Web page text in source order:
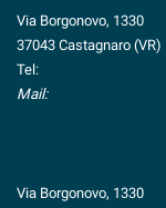
Via Borgonovo, 1330
37043 Castagnaro (VR)
Tel:
Mail:
Via Borgonovo, 1330